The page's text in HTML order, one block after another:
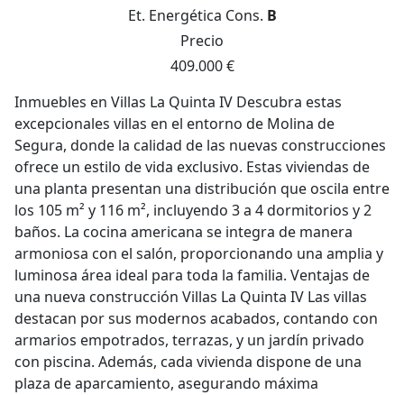
Et. Energética Cons. B
Precio
409.000 €
Inmuebles en Villas La Quinta IV Descubra estas
excepcionales villas en el entorno de Molina de
Segura, donde la calidad de las nuevas construcciones
ofrece un estilo de vida exclusivo. Estas viviendas de
una planta presentan una distribución que oscila entre
los 105 m² y 116 m², incluyendo 3 a 4 dormitorios y 2
baños. La cocina americana se integra de manera
armoniosa con el salón, proporcionando una amplia y
luminosa área ideal para toda la familia. Ventajas de
una nueva construcción Villas La Quinta IV Las villas
destacan por sus modernos acabados, contando con
armarios empotrados, terrazas, y un jardín privado
con piscina. Además, cada vivienda dispone de una
plaza de aparcamiento, asegurando máxima